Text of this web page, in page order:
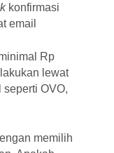
konfirmasi
email
Rp
lewat
OVO,
memilih